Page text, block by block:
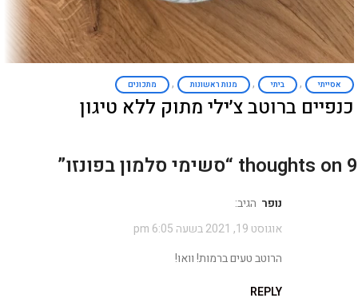
אסייתי , ביתי , מנות ראשונות , מתכונים
כנפיים ברוטב צ׳ילי מתוק ללא טיגון
9 thoughts on “ סשימי סלמון בפונזו”
נופר הגיב:
אוגוסט 19, 2021 בשעה 6:05 pm
הרוטב טעים ברמות! וואו!
REPLY